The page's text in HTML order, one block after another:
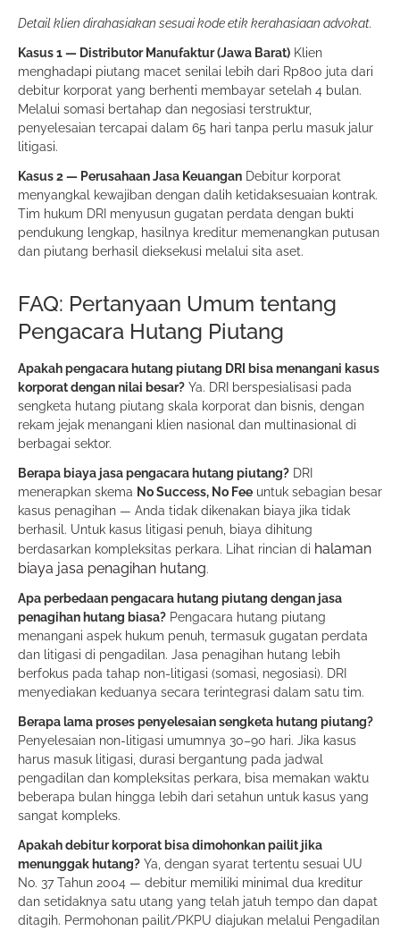
Detail klien dirahasiakan sesuai kode etik kerahasiaan advokat.
Kasus 1 — Distributor Manufaktur (Jawa Barat) Klien
menghadapi piutang macet senilai lebih dari Rp800 juta dari
debitur korporat yang berhenti membayar setelah 4 bulan.
Melalui somasi bertahap dan negosiasi terstruktur,
penyelesaian tercapai dalam 65 hari tanpa perlu masuk jalur
litigasi.
Kasus 2 — Perusahaan Jasa Keuangan Debitur korporat
menyangkal kewajiban dengan dalih ketidaksesuaian kontrak.
Tim hukum DRI menyusun gugatan perdata dengan bukti
pendukung lengkap, hasilnya kreditur memenangkan putusan
dan piutang berhasil dieksekusi melalui sita aset.
FAQ: Pertanyaan Umum tentang
Pengacara Hutang Piutang
Apakah pengacara hutang piutang DRI bisa menangani kasus
korporat dengan nilai besar? Ya. DRI berspesialisasi pada
sengketa hutang piutang skala korporat dan bisnis, dengan
rekam jejak menangani klien nasional dan multinasional di
berbagai sektor.
Berapa biaya jasa pengacara hutang piutang? DRI
menerapkan skema No Success, No Fee untuk sebagian besar
kasus penagihan — Anda tidak dikenakan biaya jika tidak
berhasil. Untuk kasus litigasi penuh, biaya dihitung
berdasarkan kompleksitas perkara. Lihat rincian di halaman
biaya jasa penagihan hutang.
Apa perbedaan pengacara hutang piutang dengan jasa
penagihan hutang biasa? Pengacara hutang piutang
menangani aspek hukum penuh, termasuk gugatan perdata
dan litigasi di pengadilan. Jasa penagihan hutang lebih
berfokus pada tahap non-litigasi (somasi, negosiasi). DRI
menyediakan keduanya secara terintegrasi dalam satu tim.
Berapa lama proses penyelesaian sengketa hutang piutang?
Penyelesaian non-litigasi umumnya 30–90 hari. Jika kasus
harus masuk litigasi, durasi bergantung pada jadwal
pengadilan dan kompleksitas perkara, bisa memakan waktu
beberapa bulan hingga lebih dari setahun untuk kasus yang
sangat kompleks.
Apakah debitur korporat bisa dimohonkan pailit jika
menunggak hutang? Ya, dengan syarat tertentu sesuai UU
No. 37 Tahun 2004 — debitur memiliki minimal dua kreditur
dan setidaknya satu utang yang telah jatuh tempo dan dapat
ditagih. Permohonan pailit/PKPU diajukan melalui Pengadilan